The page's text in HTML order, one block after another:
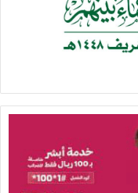
الجهد الأمني الذي
ورقابي ، ونحن في
أو كان هناك
لا تنبش ملفات من
أمام الله